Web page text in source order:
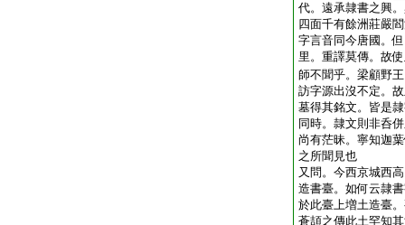
代。遠承隷書之興
四面千有餘洲莊嚴
字言音同今唐國。
里。重譯莫傳。故
師不聞乎。梁顧野
訪字源出沒不定。
墓得其銘文。皆是
同時。隷文則非呑
尚有茫昧。寧知迦
之所聞見也
又問。今西京城西
造書臺。如何云隷
於此臺上増土造臺
蒼頡之傳此土罕知